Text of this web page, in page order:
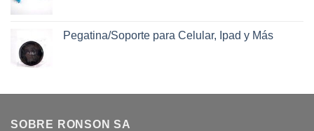
Pegatina/Soporte para Celular, Ipad y Más
SOBRE RONSON SA